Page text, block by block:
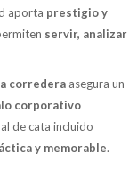
aporta prestigio y
servir, analizar
corredera asegura un
corporativo
de cata incluido
y memorable.